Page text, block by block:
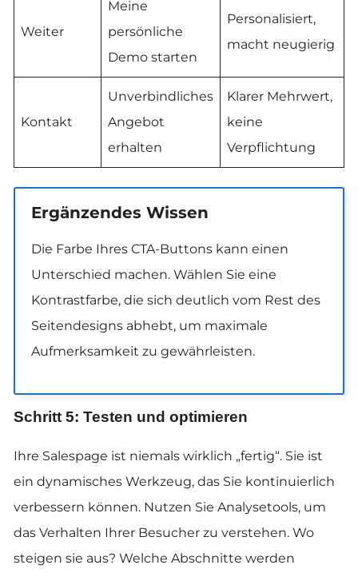
Weiter
Meine
persönliche
Demo starten
Personalisiert,
macht neugierig
Kontakt
Unverbindliches
Angebot
erhalten
Klarer Mehrwert,
keine
Verpflichtung
Ergänzendes Wissen
Die Farbe Ihres CTA-Buttons kann einen
Unterschied machen. Wählen Sie eine
Kontrastfarbe, die sich deutlich vom Rest des
Seitendesigns abhebt, um maximale
Aufmerksamkeit zu gewährleisten.
Schritt 5: Testen und optimieren
Ihre Salespage ist niemals wirklich „fertig“. Sie ist
ein dynamisches Werkzeug, das Sie kontinuierlich
verbessern können. Nutzen Sie Analysetools, um
das Verhalten Ihrer Besucher zu verstehen. Wo
steigen sie aus? Welche Abschnitte werden